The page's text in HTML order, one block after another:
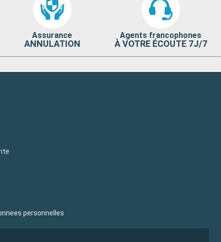
Assurance
ANNULATION
Agents francophones
À VOTRE ÉCOUTE 7J/7
personnelles